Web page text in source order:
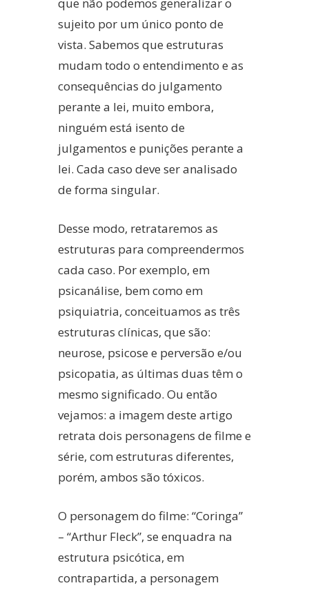
sujeito por um único ponto de
vista. Sabemos que estruturas
mudam todo o entendimento e as
consequências do julgamento
perante a lei, muito embora,
ninguém está isento de
julgamentos e punições perante a
lei. Cada caso deve ser analisado
de forma singular.
Desse modo, retrataremos as
estruturas para compreendermos
cada caso. Por exemplo, em
psicanálise, bem como em
psiquiatria, conceituamos as três
estruturas clínicas, que são:
neurose, psicose e perversão e/ou
psicopatia, as últimas duas têm o
mesmo significado. Ou então
vejamos: a imagem deste artigo
retrata dois personagens de filme e
série, com estruturas diferentes,
porém, ambos são tóxicos.
O personagem do filme: “Coringa”
– “Arthur Fleck”, se enquadra na
estrutura psicótica, em
contrapartida, a personagem